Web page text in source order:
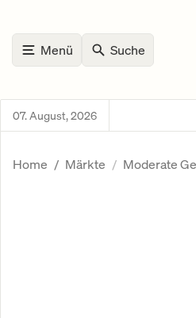
Menü Suche
07. August, 2026
Home Märkte Moderate